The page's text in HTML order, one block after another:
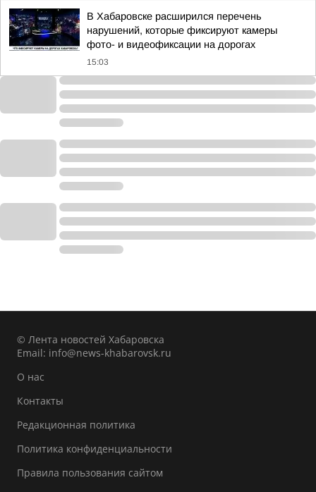
В Хабаровске расширился перечень
нарушений, которые фиксируют камеры
фото- и видеофиксации на дорогах
15:03
© Лента новостей Хабаровска
Email: info@news-khabarovsk.ru
О нас
Контакты
Редакционная политика
Политика конфиденциальности
Правила пользования сайтом